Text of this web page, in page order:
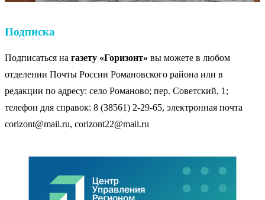
Подписка
Подписаться на газету «Горизонт» вы можете в любом
отделении Почты России Романовского района или в
редакции по адресу: село Романово; пер. Советский, 1;
телефон для справок: 8 (38561) 2-29-65, электронная почта
corizont@mail.ru, corizont22@mail.ru